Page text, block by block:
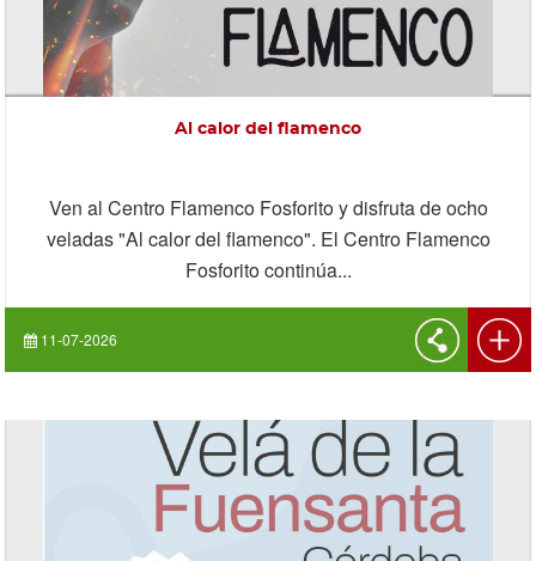
11-07-2026
Al calor del flamenco
Ven al Centro Flamenco Fosforito y disfruta de ocho
veladas "Al calor del flamenco". El Centro Flamenco
Fosforito continúa...